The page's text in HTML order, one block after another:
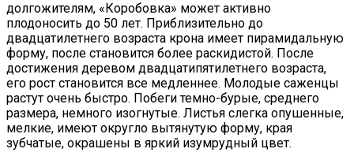
долгожителям, «Коробовка» может активно
плодоносить до 50 лет. Приблизительно до
двадцатилетнего возраста крона имеет пирамидальную
форму, после становится более раскидистой. После
достижения деревом двадцатипятилетнего возраста,
его рост становится все медленнее. Молодые саженцы
растут очень быстро. Побеги темно-бурые, среднего
размера, немного изогнутые. Листья слегка опушенные,
мелкие, имеют округло вытянутую форму, края
зубчатые, окрашены в яркий изумрудный цвет.